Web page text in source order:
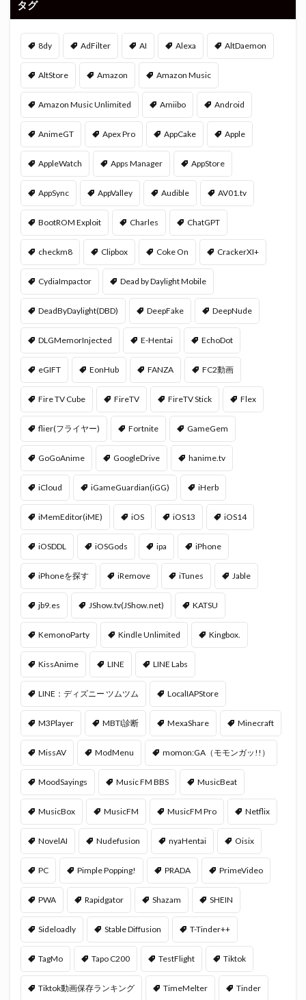
タグ
8dy AdFilter AI Alexa AltDaemon
AltStore Amazon Amazon Music
Amazon Music Unlimited Amiibo Android
AnimeGT Apex Pro AppCake Apple
AppleWatch Apps Manager AppStore
AppSync AppValley Audible AV01.tv
BootROM Exploit Charles ChatGPT
checkm8 Clipbox Coke On CrackerXI+
CydiaImpactor Dead by Daylight Mobile
DeadByDaylight(DBD) DeepFake DeepNude
DLGMemorInjected E-Hentai EchoDot
eGIFT EonHub FANZA FC2動画
Fire TV Cube FireTV FireTV Stick Flex
flier(フライヤー) Fortnite GameGem
GoGoAnime GoogleDrive hanime.tv
iCloud iGameGuardian(iGG) iHerb
iMemEditor(iME) iOS iOS13 iOS14
iOSDDL iOSGods ipa iPhone
iPhoneを探す iRemove iTunes Jable
jb9.es JShow.tv(JShow.net) KATSU
KemonoParty Kindle Unlimited Kingbox.
KissAnime LINE LINE Labs
LINE：ディズニー ツムツム LocalIAPStore
M3Player MBTI診断 MexaShare Minecraft
MissAV ModMenu momon:GA（モモンガッ!!）
MoodSayings Music FM BBS MusicBeat
MusicBox MusicFM MusicFM Pro Netflix
NovelAI Nudefusion nyaHentai Oisix
PC Pimple Popping! PRADA PrimeVideo
PWA Rapidgator Shazam SHEIN
Sideloadly Stable Diffusion T-Tinder++
TagMo Tapo C200 TestFlight Tiktok
Tiktok動画保存ランキング TimeMelter Tinder